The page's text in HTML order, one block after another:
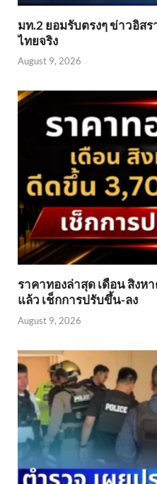
มท.2 ยอมรับตรงๆ ข่าวอิส
ไทยจริง
August 9, 2026
ราคาทองล่าสุด เดือน สิงห
แล้ว เช็กการปรับขึ้น-ลง
August 9, 2026